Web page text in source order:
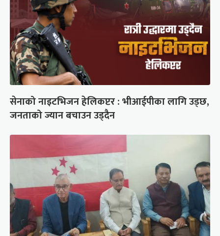
सेनाको नाइटभिजन हेलिकप्टर : भीआईपीका लागि उड्छ,
जनताको ज्यान बचाउन उड्दैन